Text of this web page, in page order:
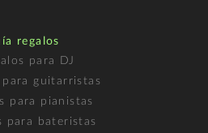
regalos
para DJ
para guitarristas
para pianistas
para bateristas